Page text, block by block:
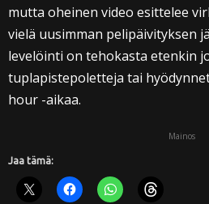
mutta oheinen video esittelee
vielä uusimman pelipäivityksen
levelöinti on tehokasta etenkin
tuplapistepoletteja tai
hour -aikaa.
Mainos
Jaa tämä: